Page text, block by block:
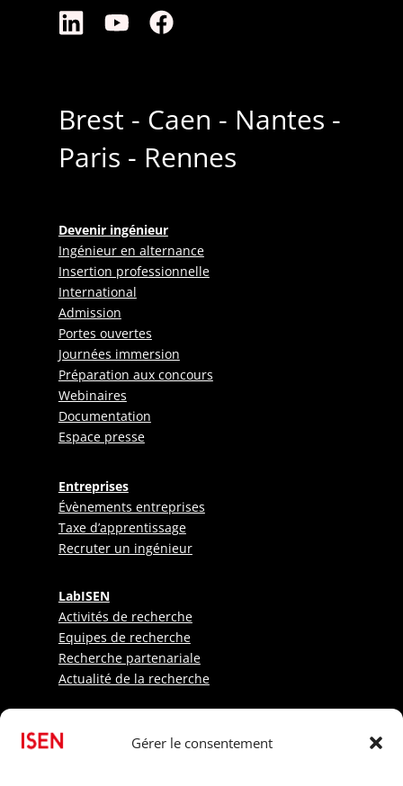
Gérer le consentement
Brest - Caen - Nantes -
Paris - Rennes
Devenir ingénieur
Ingénieur en alternance
Insertion professionnelle
International
Admission
Portes ouvertes
Journées immersion
Préparation aux concours
Webinaires
Documentation
Espace presse
Entreprises
Évènements entreprises
Taxe d’apprentissage
Recruter un ingénieur
LabISEN
Activités de recherche
Equipes de recherche
Recherche partenariale
Actualité de la recherche
Etudiants
Sportifs